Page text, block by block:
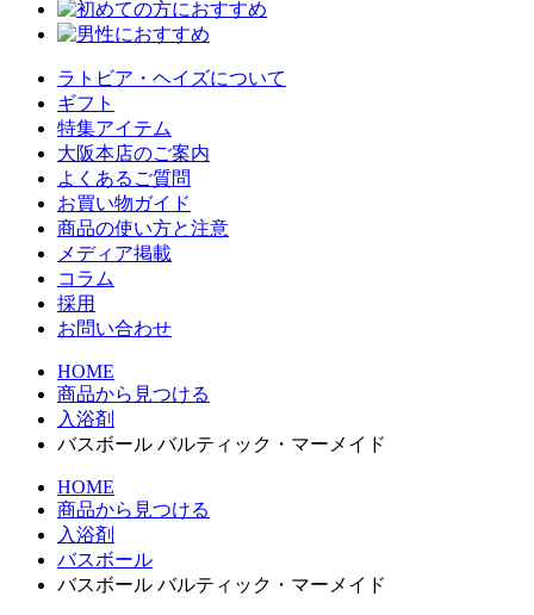
ラトビア・ヘイズについて
ギフト
特集アイテム
大阪本店のご案内
よくあるご質問
お買い物ガイド
商品の使い方と注意
メディア掲載
コラム
採用
お問い合わせ
HOME
商品から見つける
入浴剤
バスボール バルティック・マーメイド
HOME
商品から見つける
入浴剤
バスボール
バスボール バルティック・マーメイド